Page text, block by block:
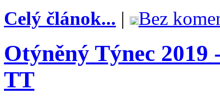
Celý článok... | Bez
Otýněný Týnec
TT